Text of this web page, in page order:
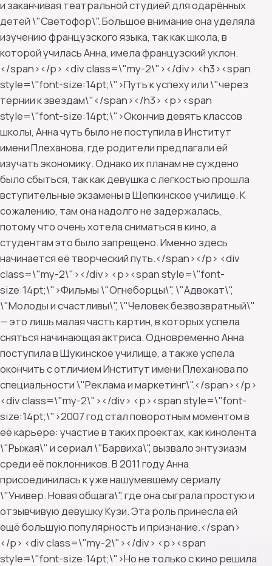
и заканчивая театральной студией для одарённых
детей \"Светофор\". Большое внимание она уделяла
изучению французского языка, так как школа, в
которой училась Анна, имела французский уклон.
</span></p> <div class=\"my-2\"></div> <h3><span
style=\"font-size:14pt;\">Путь к успеху или \"через
тернии к звездам\"</span></h3> <p><span
style=\"font-size:14pt;\">Окончив девять классов
школы, Анна чуть было не поступила в Институт
имени Плеханова, где родители предлагали ей
изучать экономику. Однако их планам не суждено
было сбыться, так как девушка с легкостью прошла
вступительные экзамены в Щепкинское училище. К
сожалению, там она надолго не задержалась,
потому что очень хотела сниматься в кино, а
студентам это было запрещено. Именно здесь
начинается её творческий путь.</span></p> <div
class=\"my-2\"></div> <p><span style=\"font-
size:14pt;\">Фильмы \"Огнеборцы\", \"Адвокат\",
\"Молоды и счастливы\", \"Человек безвозвратный\"
— это лишь малая часть картин, в которых успела
сняться начинающая актриса. Одновременно Анна
поступила в Щукинское училище, а также успела
окончить с отличием Институт имени Плеханова по
специальности \"Реклама и маркетинг\".</span></p>
<div class=\"my-2\"></div> <p><span style=\"font-
size:14pt;\">2007 год стал поворотным моментом в
её карьере: участие в таких проектах, как кинолента
\"Рыжая\" и сериал \"Барвиха\", вызвало энтузиазм
среди её поклонников. В 2011 году Анна
присоединилась к уже нашумевшему сериалу
\"Универ. Новая общага\", где она сыграла простую и
отзывчивую девушку Кузи. Эта роль принесла ей
ещё большую популярность и признание.</span>
</p> <div class=\"my-2\"></div> <p><span
style=\"font-size:14pt;\">Но не только с кино решила